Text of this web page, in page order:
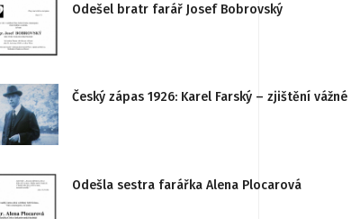
Odešel bratr farář Josef Bobrovský
Český zápas 1926: Karel Farský – zjištění
Odešla sestra farářka Alena Plocarová